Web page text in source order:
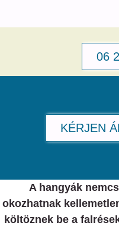
06
KÉRJEN
A hangyák
okozhatnak
költöznek be a